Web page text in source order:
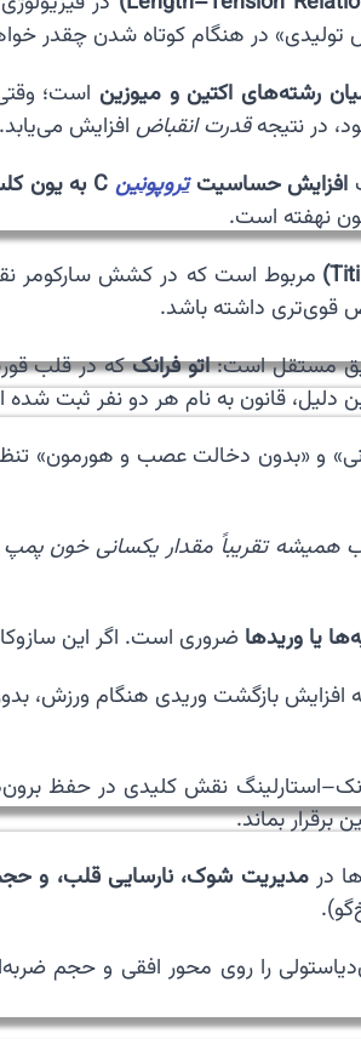
در هنگام کوتاه شدن چقدر
رشته‌های اکتین و میوزین است؛
در نتیجهقدرت انقباض افزایش می‌یابد.
افزایش حساسیتتروپونین
نهفته است.
مربوط است که در کشش سارکومر
قوی‌تری داشته باشد.
مستقل است:اتو فرانککه در قلب
دلیل، قانون به نام هر دو نفر ثبت
و «بدون دخالت عصب و هورمون»
همیشه تقریباً مقدار یکسانی خون پمپ
یا وریدها ضروری است. اگر این
بازگشت وریدی هنگام ورزش،
نقش کلیدی در حفظ
بماند.
درمدیریت شوک، نارسایی قلب، و
را روی محور افقی و حجم